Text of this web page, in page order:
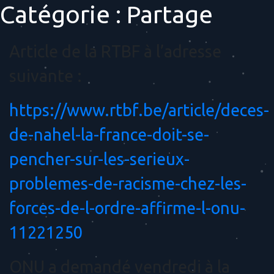
Catégorie : Partage
Article de la RTBF à l’adresse
https://www.rtbf.be/article/deces-
de-nahel-la-france-doit-se-
pencher-sur-les-serieux-
problemes-de-racisme-chez-les-
forces-de-l-ordre-affirme-l-onu-
11221250
ONU a demandé vendredi à la